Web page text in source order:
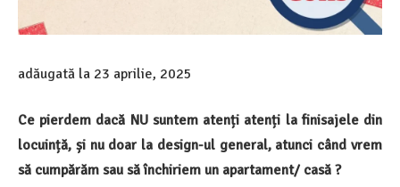
adăugată la 23 aprilie, 2025
Ce pierdem dacă NU suntem atenți atenți la finisajele din
locuință, și nu doar la design-ul general, atunci când vrem
să cumpărăm sau să închiriem un apartament/ casă ?